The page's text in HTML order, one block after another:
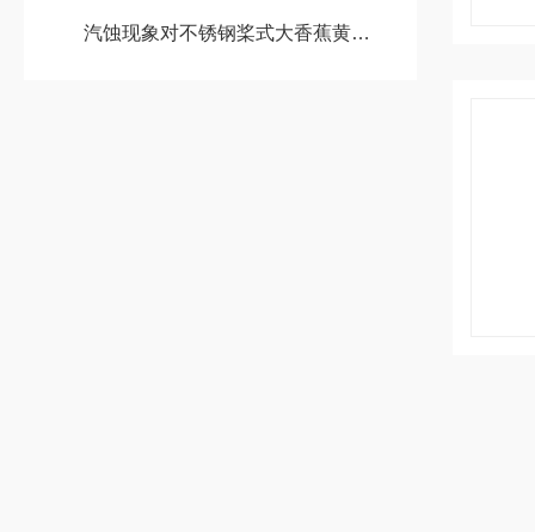
汽蚀现象对不锈钢桨式大香蕉黄色电影有什么影响?